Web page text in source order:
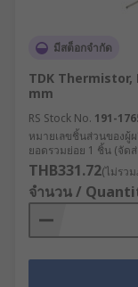
มีสต็อกจำกัด
TDK Thermistor,
mm
RS Stock No. 191-
หมายเลขชิ้นส่วนของผู้
ยอดรวมย่อย 1 ชิ้น (จัดส่
THB331.72(ไม่รว
จำนวน /